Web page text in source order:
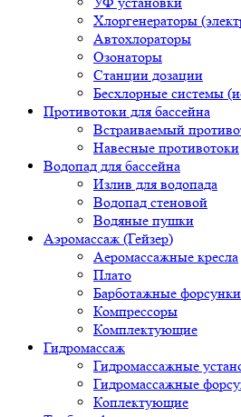
Хлоргенераторы
Автохлораторы
Озонаторы
Станции дозации
Бесхлорные системы
Противотоки для бассейна
Встраиваемый
Навесные противотоки
Водопад для бассейна
Излив для водопада
Водопад стеновой
Водяные пушки
Аэромассаж (Гейзер)
Аеромассажные кресла
Плато
Барботажные форсунки
Компрессоры
Комплектующие
Гидромассаж
Гидромассажные
Гидромассажные
Коплектующие